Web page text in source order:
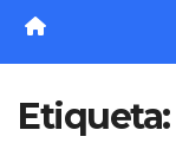
Etiqueta: